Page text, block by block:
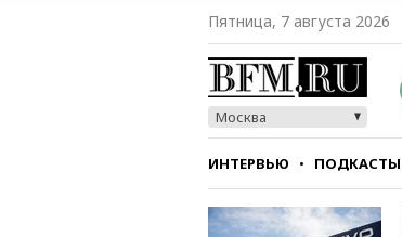
Пятница, 7 августа 2026
Москва
ИНТЕРВЬЮ ПОДКАСТЫ
СТИЛЬ ТЕСТЫ